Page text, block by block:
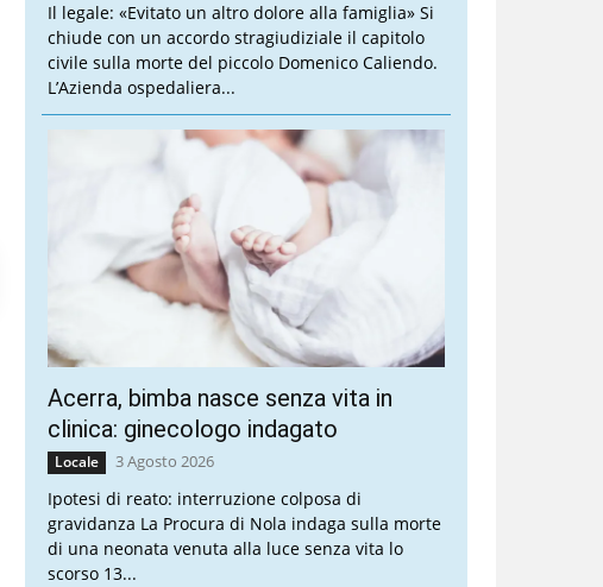
Il legale: «Evitato un altro dolore alla famiglia» Si
chiude con un accordo stragiudiziale il capitolo
civile sulla morte del piccolo Domenico Caliendo.
L’Azienda ospedaliera...
Acerra, bimba nasce senza vita in
clinica: ginecologo indagato
Locale 3 Agosto 2026
Ipotesi di reato: interruzione colposa di
gravidanza La Procura di Nola indaga sulla morte
di una neonata venuta alla luce senza vita lo
scorso 13...